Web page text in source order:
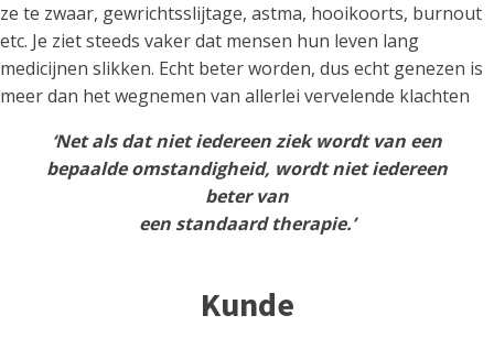
ze te zwaar, gewrichtsslijtage, astma, hooikoorts, burnout
etc. Je ziet steeds vaker dat mensen hun leven lang
medicijnen slikken. Echt beter worden, dus echt genezen is
meer dan het wegnemen van allerlei vervelende klachten
‘Net als dat niet iedereen ziek wordt van een
bepaalde omstandigheid, wordt niet iedereen
beter van
een standaard therapie.’
Kunde